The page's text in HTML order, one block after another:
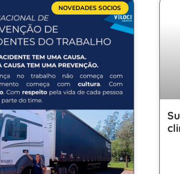
NOVEDADES SOCIOS